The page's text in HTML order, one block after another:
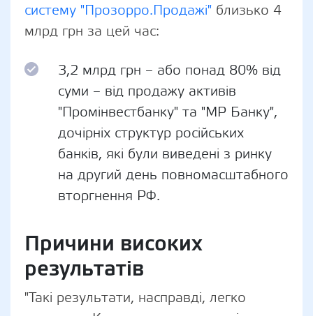
систему "Прозорро.Продажі" близько 4
млрд грн за цей час:
3,2 млрд грн – або понад 80% від
суми – від продажу активів
"Промінвестбанку" та "МР Банку",
дочірніх структур російських
банків, які були виведені з ринку
на другий день повномасштабного
вторгнення РФ.
Причини високих
результатів
"Такі результати, насправді, легко